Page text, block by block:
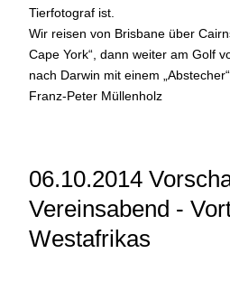
Tierfotograf ist.
Wir reisen von Brisbane über
Cape York“, dann weiter am Golf
nach Darwin mit einem
Franz-Peter Müllenholz
06.10.2014
Vereinsabend -
Westafrikas